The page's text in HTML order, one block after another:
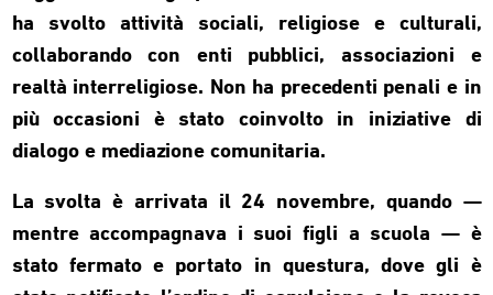
ha svolto attività sociali, religiose e culturali,
collaborando con enti pubblici, associazioni e
realtà interreligiose. Non ha precedenti penali e in
più occasioni è stato coinvolto in iniziative di
dialogo e mediazione comunitaria.
La svolta è arrivata il 24 novembre, quando —
mentre accompagnava i suoi figli a scuola — è
stato fermato e portato in questura, dove gli è